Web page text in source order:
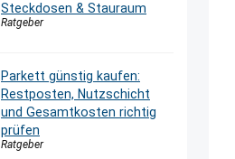
Steckdosen & Stauraum
Ratgeber
Parkett günstig kaufen:
Restposten, Nutzschicht
und Gesamtkosten richtig
prüfen
Ratgeber